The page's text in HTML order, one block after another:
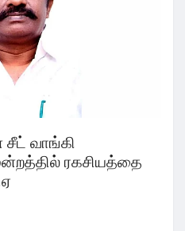
வாங்கி
ரகசியத்தை